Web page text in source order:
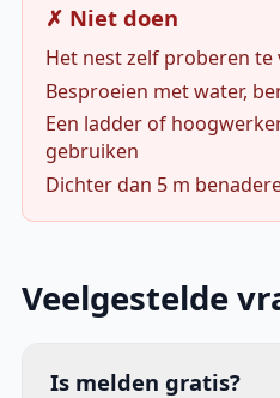
✗ Niet doen
Het nest zelf proberen te
Besproeien met water,
Een ladder of
gebruiken
Dichter dan 5 m
Veelgestelde
Is melden gratis?